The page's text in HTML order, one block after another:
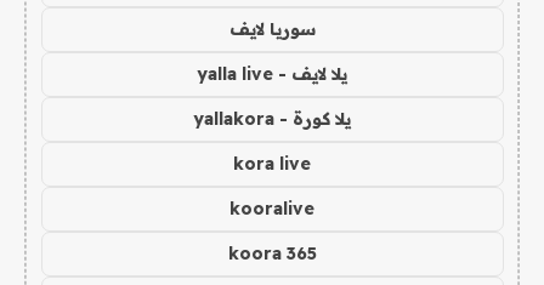
سوريا لايف
يلا لايف - yalla live
يلا كورة - yallakora
kora live
kooralive
koora 365